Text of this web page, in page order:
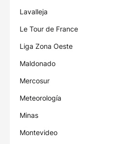
Lavalleja
Le Tour de France
Liga Zona Oeste
Maldonado
Mercosur
Meteorología
Minas
Montevideo